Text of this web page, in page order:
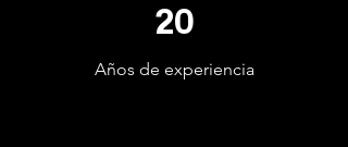
20
Años de experiencia